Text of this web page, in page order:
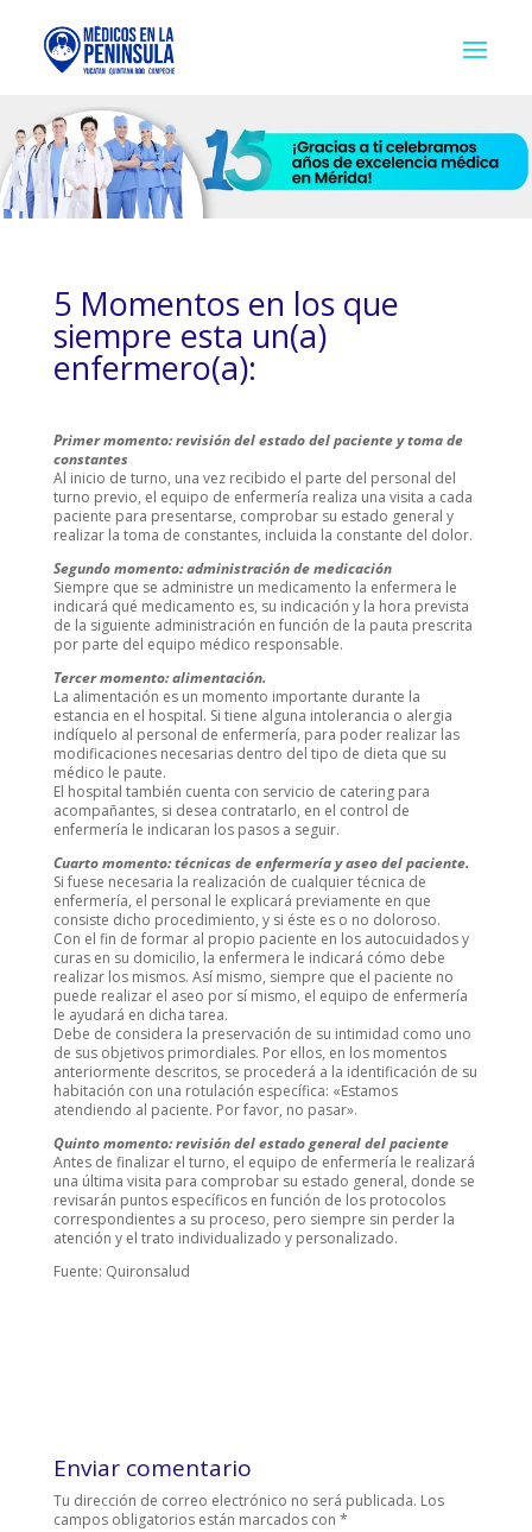
5 Momentos en los que
siempre esta un(a)
enfermero(a):
Primer momento: revisión del estado del paciente y toma de
constantes
Al inicio de turno, una vez recibido el parte del personal del
turno previo, el equipo de enfermería realiza una visita a cada
paciente para presentarse, comprobar su estado general y
realizar la toma de constantes, incluida la constante del dolor.
Segundo momento: administración de medicación
Siempre que se administre un medicamento la enfermera le
indicará qué medicamento es, su indicación y la hora prevista
de la siguiente administración en función de la pauta prescrita
por parte del equipo médico responsable.
Tercer momento: alimentación.
La alimentación es un momento importante durante la
estancia en el hospital. Si tiene alguna intolerancia o alergia
indíquelo al personal de enfermería, para poder realizar las
modificaciones necesarias dentro del tipo de dieta que su
médico le paute.
El hospital también cuenta con servicio de catering para
acompañantes, si desea contratarlo, en el control de
enfermería le indicaran los pasos a seguir.
Cuarto momento: técnicas de enfermería y aseo del paciente.
Si fuese necesaria la realización de cualquier técnica de
enfermería, el personal le explicará previamente en que
consiste dicho procedimiento, y si éste es o no doloroso.
Con el fin de formar al propio paciente en los autocuidados y
curas en su domicilio, la enfermera le indicará cómo debe
realizar los mismos. Así mismo, siempre que el paciente no
puede realizar el aseo por sí mismo, el equipo de enfermería
le ayudará en dicha tarea.
Debe de considera la preservación de su intimidad como uno
de sus objetivos primordiales. Por ellos, en los momentos
anteriormente descritos, se procederá a la identificación de su
habitación con una rotulación específica: «Estamos
atendiendo al paciente. Por favor, no pasar».
Quinto momento: revisión del estado general del paciente
Antes de finalizar el turno, el equipo de enfermería le realizará
una última visita para comprobar su estado general, donde se
revisarán puntos específicos en función de los protocolos
correspondientes a su proceso, pero siempre sin perder la
atención y el trato individualizado y personalizado.
Fuente: Quironsalud
Enviar comentario
Tu dirección de correo electrónico no será publicada. Los
campos obligatorios están marcados con *